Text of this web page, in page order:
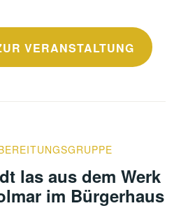
VERANSTALTUNG
las aus dem Werk
im Bürgerhaus